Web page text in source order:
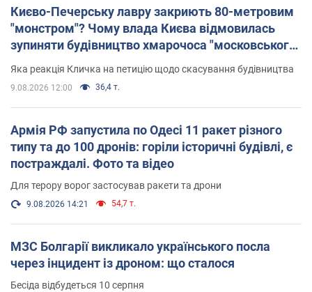
Києво-Печерську лавру закриють 80-метровим
"монстром"? Чому влада Києва відмовилась
зупиняти будівництво хмарочоса "московського
вірянина"
Яка реакція Кличка на петицію щодо скасування будівництва
9.08.2026 12:00 36,4 т.
Армія РФ запустила по Одесі 11 ракет різного
типу та до 100 дронів: горіли історичні будівлі, є
постраждалі. Фото та відео
Для терору ворог застосував ракети та дрони
9.08.2026 14:21 54,7 т.
МЗС Болгарії викликало українського посла
через інцидент із дроном: що сталося
Бесіда відбудеться 10 серпня